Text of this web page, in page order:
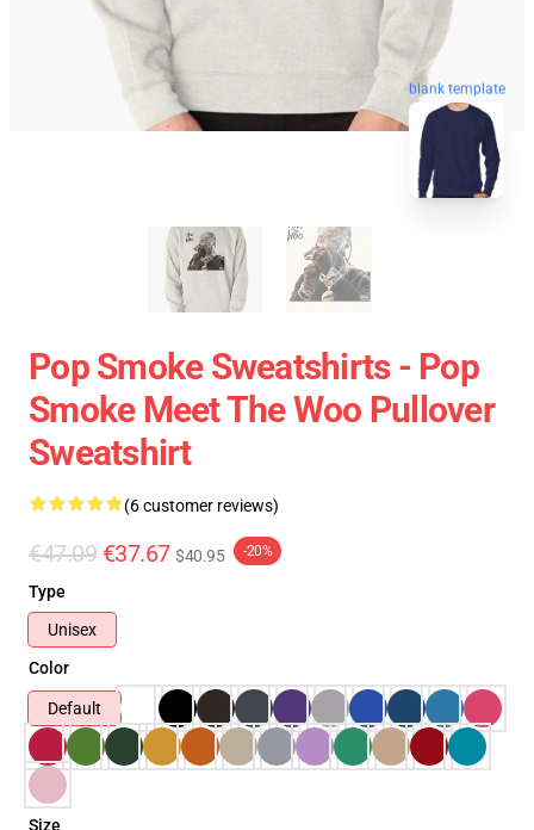
blank template
Pop Smoke Sweatshirts - Pop
Smoke Meet The Woo Pullover
Sweatshirt
(6 customer reviews)
€47.09 €37.67 $40.95 -20%
Type
Unisex
Color
Default
Size